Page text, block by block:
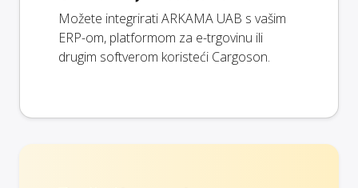
Možete integrirati ARKAMA UAB s vašim
ERP-om, platformom za e-trgovinu ili
drugim softverom koristeći Cargoson.